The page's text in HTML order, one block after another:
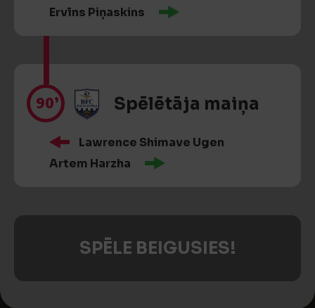
Ervīns Piņaskins
90’ Spēlētāja maiņa
Lawrence Shimave Ugen
Artem Harzha
SPĒLE BEIGUSIES!